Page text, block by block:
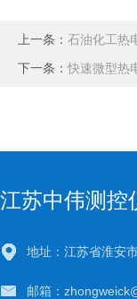
上一条： 石油化工热
下一条： 快速微型热
江苏中伟测控
地址：江苏省淮安
邮箱：